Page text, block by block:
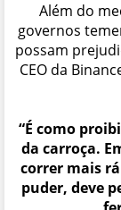
Além do
governos
possam
CEO da
“É como
da carroça.
correr mais
puder, deve